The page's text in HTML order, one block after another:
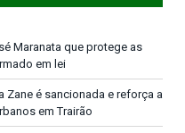
Maranata que protege as
em lei
Zane é sancionada e reforça a
em Trairão